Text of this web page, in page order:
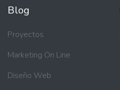
Blog
Proyectos
Marketing On Line
Diseño Web